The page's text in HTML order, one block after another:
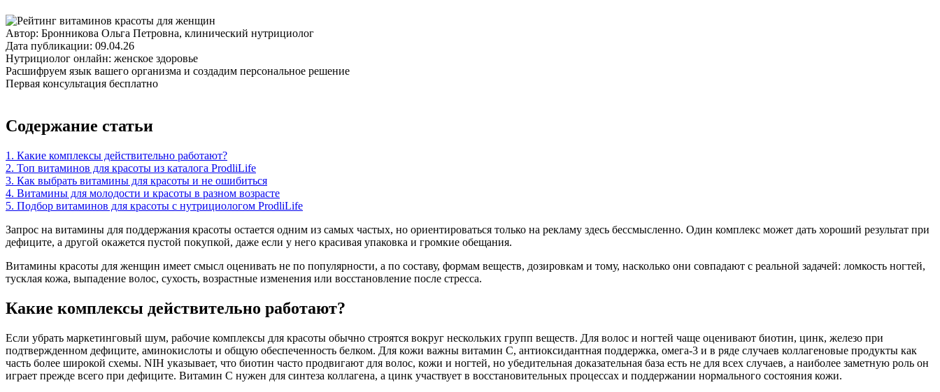
Автор: Бронникова Ольга Петровна, клинический нутрициолог
Дата публикации: 09.04.26
Нутрициолог онлайн: женское здоровье
Расшифруем язык вашего организма и создадим персональное решение
Первая консультация бесплатно
Содержание статьи
1. Какие комплексы действительно работают?
2. Топ витаминов для красоты из каталога ProdliLife
3. Как выбрать витамины для красоты и не ошибиться
4. Витамины для молодости и красоты в разном возрасте
5. Подбор витаминов для красоты с нутрициологом ProdliLife
Запрос на витамины для поддержания красоты остается одним из самых частых, но ориентироваться только на рекламу здесь бессмысленно. Один комплекс может дать хороший результат при
дефиците, а другой окажется пустой покупкой, даже если у него красивая упаковка и громкие обещания.
Витамины красоты для женщин имеет смысл оценивать не по популярности, а по составу, формам веществ, дозировкам и тому, насколько они совпадают с реальной задачей: ломкость ногтей,
тусклая кожа, выпадение волос, сухость, возрастные изменения или восстановление после стресса.
Какие комплексы действительно работают?
Если убрать маркетинговый шум, рабочие комплексы для красоты обычно строятся вокруг нескольких групп веществ. Для волос и ногтей чаще оценивают биотин, цинк, железо при
подтвержденном дефиците, аминокислоты и общую обеспеченность белком. Для кожи важны витамин C, антиоксидантная поддержка, омега-3 и в ряде случаев коллагеновые продукты как
часть более широкой схемы. NIH указывает, что биотин часто продвигают для волос, кожи и ногтей, но убедительная доказательная база есть не для всех случаев, а наиболее заметную роль он
играет прежде всего при дефиците. Витамин C нужен для синтеза коллагена, а цинк участвует в восстановительных процессах и поддержании нормального состояния кожи.